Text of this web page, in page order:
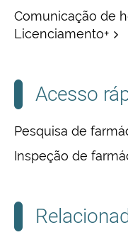
Comunicação de
Licenciamento+
Acesso
Pesquisa de
Inspeção de